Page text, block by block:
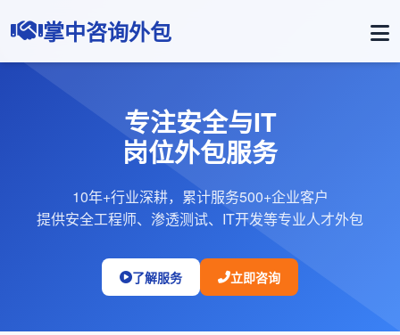
掌中咨询外包
专注安全与IT
岗位外包服务
10年+行业深耕，累计服务500+企业客户
提供安全工程师、渗透测试、IT开发等专业人才外包
了解服务 立即咨询